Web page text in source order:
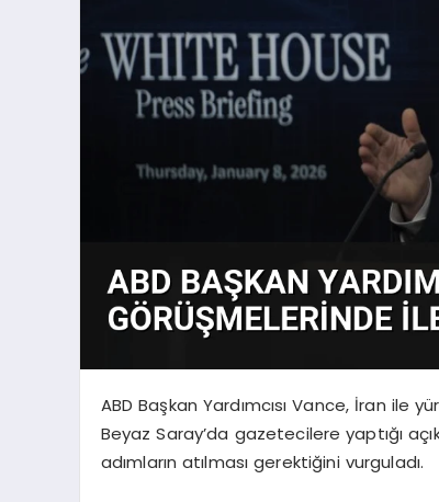
ABD Başkan Yardımcısı Vance, İran ile
Beyaz Saray’da gazetecilere yaptığı
adımların atılması gerektiğini vurguladı.